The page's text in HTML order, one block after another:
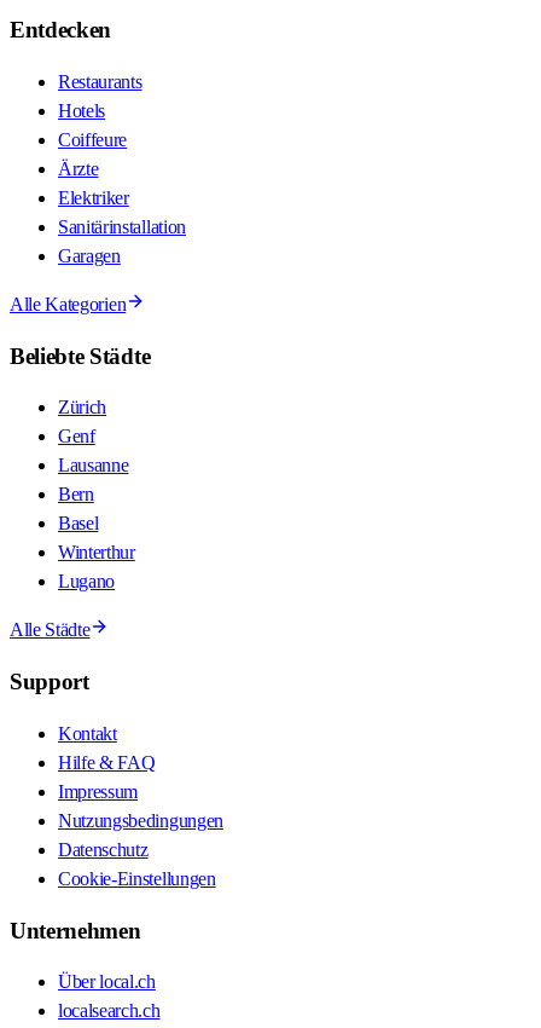
Entdecken
Restaurants
Hotels
Coiffeure
Ärzte
Elektriker
Sanitärinstallation
Garagen
Alle Kategorien
Beliebte Städte
Zürich
Genf
Lausanne
Bern
Basel
Winterthur
Lugano
Alle Städte
Support
Kontakt
Hilfe & FAQ
Impressum
Nutzungsbedingungen
Datenschutz
Cookie-Einstellungen
Unternehmen
Über local.ch
localsearch.ch